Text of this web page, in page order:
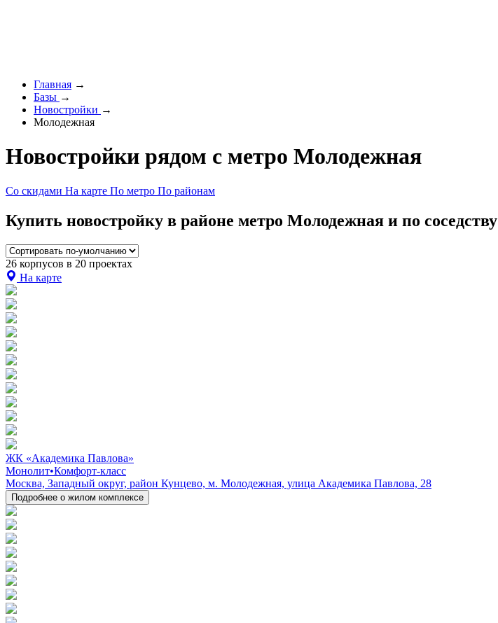
Главная →
Базы →
Новостройки →
Молодежная
Новостройки рядом с метро Молодежная
Со скидами На карте По метро По районам
Купить новостройку в районе метро Молодежная и по соседству
26 корпусов в 20 проектах
На карте
ЖК «Академика Павлова»
Монолит•Комфорт-класс
Москва, Западный округ, район Кунцево, м. Молодежная, улица Академика Павлова, 28
Подробнее о жилом комплексе